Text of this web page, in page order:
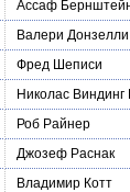
Ассаф
Валери Донзелли
Фред Шеписи
Николас
Роб Райнер
Джозеф Раснак
Владимир Котт